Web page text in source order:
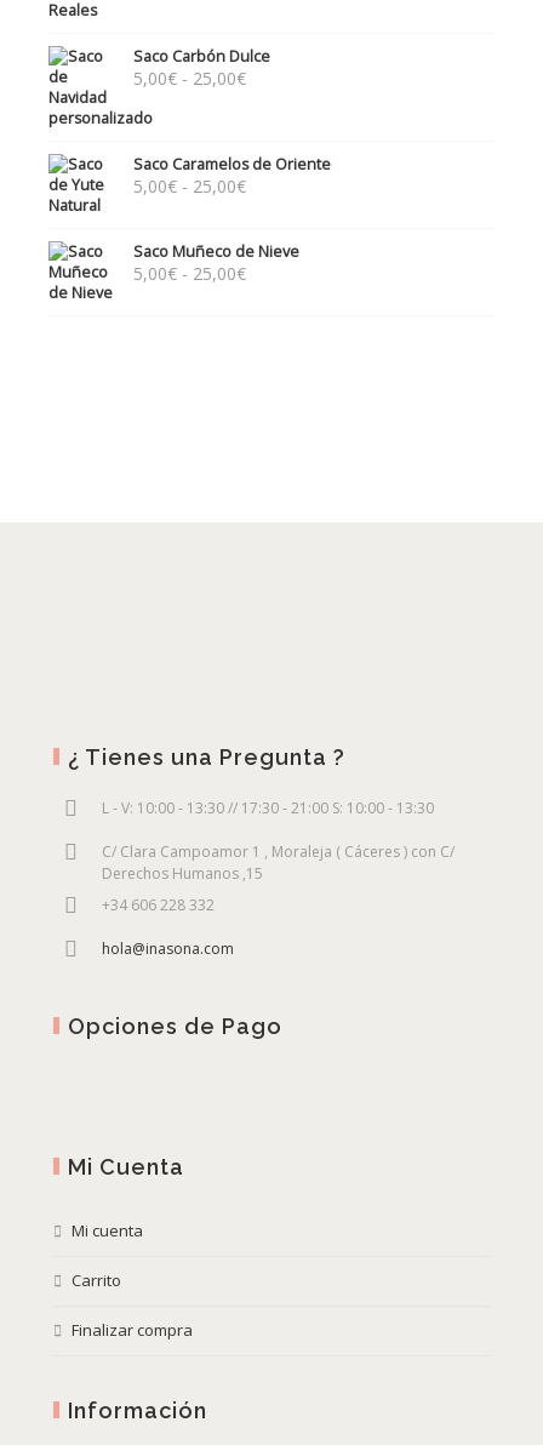
5,00€
hasta
Saco Carbón Dulce
5,00€ - 25,00€Rango
5,00€
hasta
Saco Caramelos de Oriente
5,00€ - 25,00€Rango
desde
5,00€
Saco Muñeco de Nieve
5,00€ - 25,00€Rango
¿ Tienes una Pregunta ?
L - V: 10:00 - 13:30 // 17:30 - 21:00 S: 10:00 - 13:30
C/ Clara Campoamor 1 , Moraleja ( Cáceres ) con C/
Derechos Humanos ,15
+34 606 228 332
hola@inasona.com
Opciones de Pago
Mi Cuenta
Mi cuenta
Carrito
Finalizar compra
Información